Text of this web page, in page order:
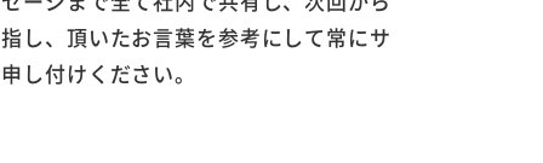
し、頂いたお言葉を参考にして常にサ
し付けください。